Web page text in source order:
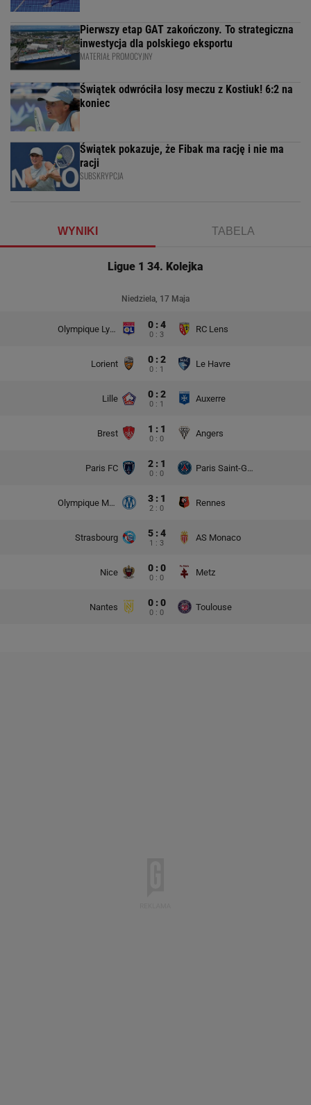
Pierwszy etap GAT zakończony. To strategiczna
inwestycja dla polskiego eksportu
MATERIAŁ PROMOCYJNY
Świątek odwróciła losy meczu z Kostiuk! 6:2 na
koniec
Świątek pokazuje, że Fibak ma rację i nie ma
racji
SUBSKRYPCJA
WYNIKI TABELA
Ligue 1 34. Kolejka
Niedziela, 17 Maja
Olympique Lyon 0 : 4
0 : 3
RC Lens
Lorient 0 : 2
0 : 1
Le Havre
Lille 0 : 2
0 : 1
Auxerre
Brest 1 : 1
0 : 0
Angers
Paris FC 2 : 1
0 : 0
Paris Saint-Germain
Olympique Marsylia 3 : 1
2 : 0
Rennes
Strasbourg 5 : 4
1 : 3
AS Monaco
Nice 0 : 0
0 : 0
Metz
Nantes 0 : 0
0 : 0
Toulouse